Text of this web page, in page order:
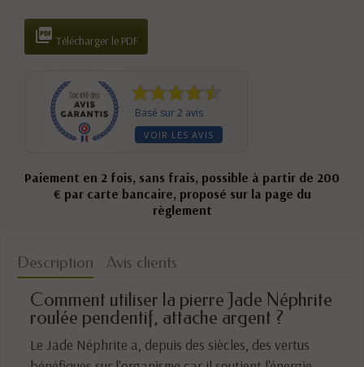
 Télécharger le PDF
Basé sur 2 avis
VOIR LES AVIS
Paiement en 2 fois, sans frais, possible à partir de 200
€ par carte bancaire, proposé sur la page du
règlement
Description Avis clients
Comment utiliser la pierre Jade Néphrite
roulée pendentif, attache argent ?
Le Jade Néphrite a, depuis des siècles, des vertus